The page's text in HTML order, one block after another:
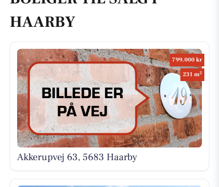
HAARBY
799.000 kr
231 m2
Akkerupvej 63, 5683 Haarby